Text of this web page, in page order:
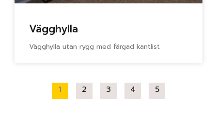
Vägghylla
Vägghylla utan rygg med färgad kantlist
1 2 3 4 5